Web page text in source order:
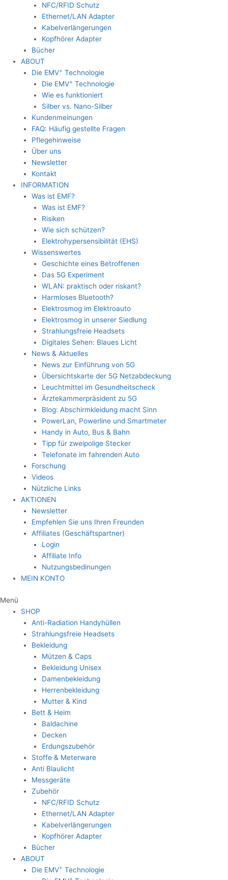
NFC/RFID Schutz
Ethernet/LAN Adapter
Kabelverlängerungen
Kopfhörer Adapter
Bücher
ABOUT
Die EMV+ Technologie
Die EMV+ Technologie
Wie es funktioniert
Silber vs. Nano-Silber
Kundenmeinungen
FAQ: Häufig gestellte Fragen
Pflegehinweise
Über uns
Newsletter
Kontakt
INFORMATION
Was ist EMF?
Was ist EMF?
Risiken
Wie sich schützen?
Elektrohypersensibilität (EHS)
Wissenswertes
Geschichte eines Betroffenen
Das 5G Experiment
WLAN: praktisch oder riskant?
Harmloses Bluetooth?
Elektrosmog im Elektroauto
Elektrosmog in unserer Siedlung
Strahlungsfreie Headsets
Digitales Sehen: Blaues Licht
News & Aktuelles
News zur Einführung von 5G
Übersichtskarte der 5G Netzabdeckung
Leuchtmittel im Gesundheitscheck
Ärztekammerpräsident zu 5G
Blog: Abschirmkleidung macht Sinn
PowerLan, Powerline und Smartmeter
Handy in Auto, Bus & Bahn
Tipp für zweipolige Stecker
Telefonate im fahrenden Auto
Forschung
Videos
Nützliche Links
AKTIONEN
Newsletter
Empfehlen Sie uns Ihren Freunden
Affiliates (Geschäftspartner)
Login
Affiliate Info
Nutzungsbedinungen
MEIN KONTO
Menü
SHOP
Anti-Radiation Handyhüllen
Strahlungsfreie Headsets
Bekleidung
Mützen & Caps
Bekleidung Unisex
Damenbekleidung
Herrenbekleidung
Mutter & Kind
Bett & Heim
Baldachine
Decken
Erdungszubehör
Stoffe & Meterware
Anti Blaulicht
Messgeräte
Zubehör
NFC/RFID Schutz
Ethernet/LAN Adapter
Kabelverlängerungen
Kopfhörer Adapter
Bücher
ABOUT
Die EMV+ Technologie
+